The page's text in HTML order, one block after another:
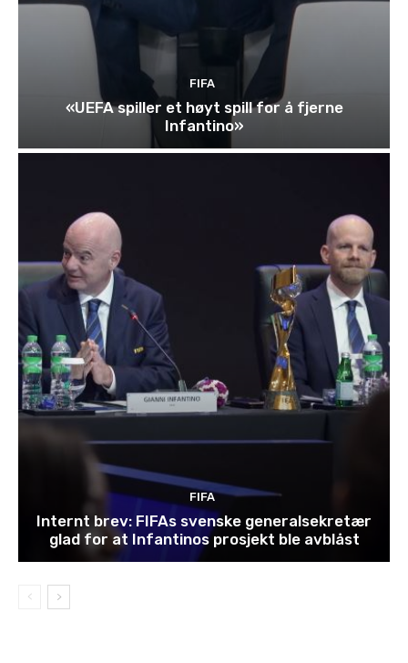
FIFA
«UEFA spiller et høyt spill for å fjerne
Infantino»
FIFA
Internt brev: FIFAs svenske generalsekretær
glad for at Infantinos prosjekt ble avblåst